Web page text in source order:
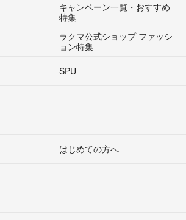
キャンペーン一覧・おすすめ
特集
ラクマ公式ショップ ファッシ
ョン特集
SPU
はじめての方へ